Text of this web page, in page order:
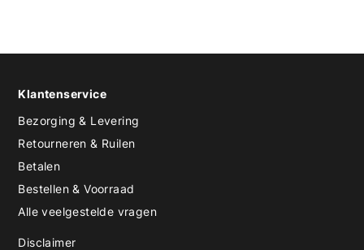
Klantenservice
Bezorging & Levering
Retourneren & Ruilen
Betalen
Bestellen & Voorraad
Alle veelgestelde vragen
Disclaimer